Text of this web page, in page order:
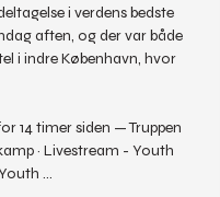
i verdens bedste
aften, og der var både
i indre København, hvor
14 timer siden — Truppen
· Livestream - Youth
...